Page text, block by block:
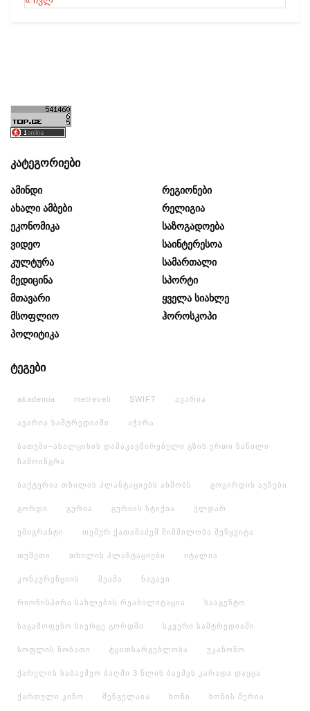
კატეგორიები
Ამინდი
Ახალი Ამბები
Ეკონომიკა
Ვიდეო
Კულტურა
Მედიცინა
Მთავარი
Მსოფლიო
Პოლიტიკა
Რეგიონები
Რელიგია
Საზოგადოება
Საინტერესოა
Სამართალი
Სპორტი
Ყველა Სიახლე
Ჰოროსკოპი
ტეგები
akademia metreveli SWIFT ავარია
ავარია სამტრედიაში აჭარა
ბათუმი–ახალციხის დამაკავშირებელი გზის ერთი ნაწილი
ჩამოინგრა
ბაქტერია თხილის პლანტაციებს ახმობს გოგირდის აუზები
გორდი გურია გურიის სტიქია ელდარ
ემიგრანტი თემურ ქათამაძემ შიმშილობა შეწყვიტა
თუშეთი თხილის პლანტაციები იტალია
კონკურენციის მეამა ნაგავი
რიონისპირა სახლების რეაბილიტაცია სააგენტო
საგამოფენო სივრცე გორდში სკვერი სამტრედიაში
სოფლის ნობათი ტყითსარგებლობა უკანონო
ქარელის საბავშვო ბაღში 3 წლის ბავშვს კარადა დაეცა
ქართული კინო შენგელაია ხონი ხონის მერია